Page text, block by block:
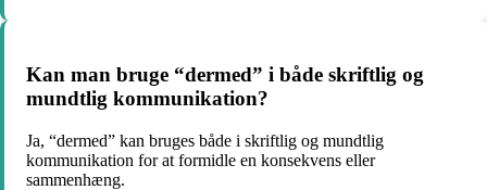
Kan man bruge “dermed” i både skriftlig og
mundtlig kommunikation?
Ja, “dermed” kan bruges både i skriftlig og mundtlig
kommunikation for at formidle en konsekvens eller
sammenhæng.